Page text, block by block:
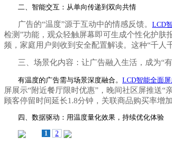
二、智能交互：从单向传递到双向共情
广告的“温度”源于互动中的情感反馈。 LCD
检测”功能，观众轻触屏幕即可生成个性化护
频，家庭用户则收到安全配置解读。这种“千人
三、场景化内容：让广告融入生活，成为“
有温度的广告需与场景深度融合。 LCD智能全面
屏展示“附近餐厅限时优惠”，晚间社区屏推送“
顾客停留时间延长1.8分钟，关联商品购买率增加
四、数据驱动：用温度量化效果，持续优化体验
1 2